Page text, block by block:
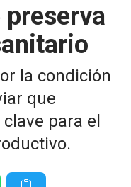
la condición
que
para el